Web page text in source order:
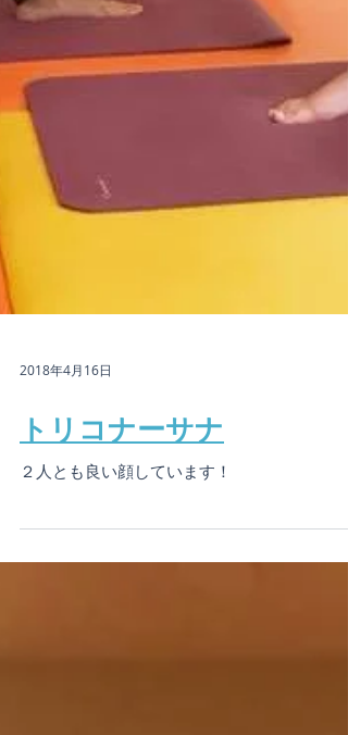
2018年4月16日
トリコナーサナ
２人とも良い顔しています！